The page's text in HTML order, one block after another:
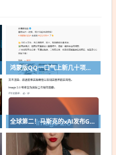
鸿蒙版QQ一口气上新几十项功能：10G文件可传微信好友
全球第二！马斯克的xAI发布Grok Imagine Image 2.0模型：AI生图/编辑能力大增